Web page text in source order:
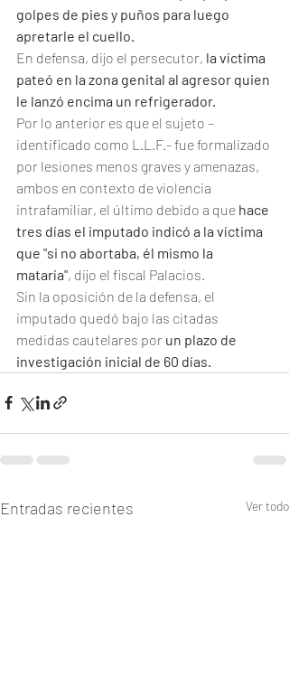
golpes de pies y puños para luego
apretarle el cuello.
En defensa, dijo el persecutor, la víctima
pateó en la zona genital al agresor quien
le lanzó encima un refrigerador.
Por lo anterior es que el sujeto –
identificado como L.L.F.- fue formalizado
por lesiones menos graves y amenazas,
ambos en contexto de violencia
intrafamiliar, el último debido a que hace
tres días el imputado indicó a la víctima
que "si no abortaba, él mismo la
mataría", dijo el fiscal Palacios.
Sin la oposición de la defensa, el
imputado quedó bajo las citadas
medidas cautelares por un plazo de
investigación inicial de 60 días.
Entradas recientes Ver todo